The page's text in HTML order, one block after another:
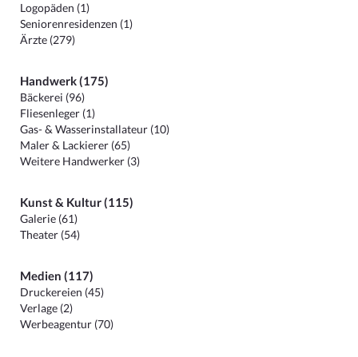
Logopäden (1)
Seniorenresidenzen (1)
Ärzte (279)
Handwerk (175)
Bäckerei (96)
Fliesenleger (1)
Gas- & Wasserinstallateur (10)
Maler & Lackierer (65)
Weitere Handwerker (3)
Kunst & Kultur (115)
Galerie (61)
Theater (54)
Medien (117)
Druckereien (45)
Verlage (2)
Werbeagentur (70)